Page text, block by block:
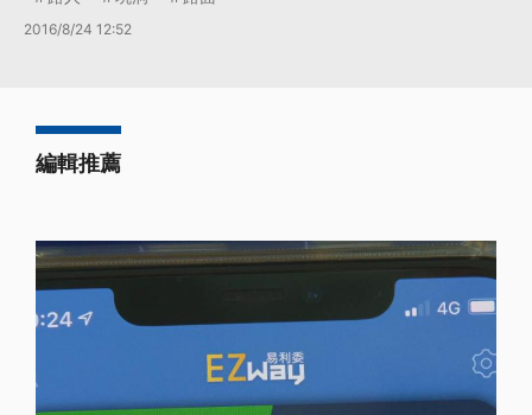
2016/8/24 12:52
編輯推薦